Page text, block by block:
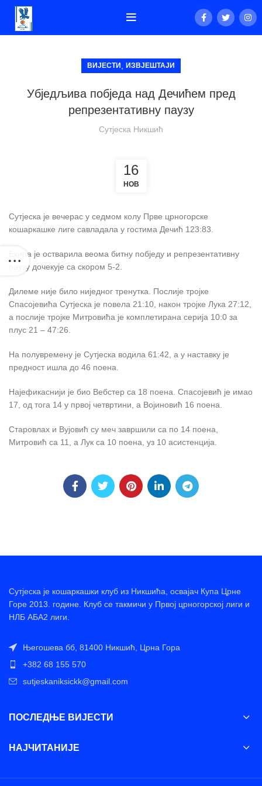
ВИЈЕСТИ ИЗВЈЕШТАЈИ
Убједљива побједа над Дечићем пред
репрезентативну паузу
Сутјеска Никшић
16
НОВ
Сутјеска је вечерас у седмом колу Прве црногорске
кошаркашке лиге савладала у гостима Дечић 123:83.
Екипа је остварила веома битну побједу и репрезентативну
паузу дочекује са скором 5-2.
Дилеме није било ниједног тренутка. Послије тројке
Спасојевића Сутјеска је повела 21:10, након тројке Лука 27:12,
а послије тројке Митровића је комплетирана серија 10:0 за
плус 21 – 47:26.
На полувремену је Сутјеска водила 61:42, а у наставку је
предност ишла до 46 поена.
Најефикаснији је био Вебстер са 18 поена. Спасојевић је имао
17, од тога 14 у првој четвртини, а Војиновић 16 поена.
Старовлах и Вујовић су меч завршили са по 14 поена,
Митровић са 11, а Лук са 10 поена, уз 10 асистенција.
Сутјеска је кошаркашки клуб из Никшића, освајач Купа Црне
Горе 2013. године. Клуб се такмичи у Првој црногорској лиги и
НЛБ АБА2 лиги.
Његошева бб, 81400 Никшић, Црна Гора
+382 68 155 570
sutjeskaniksickk@gmail.com
ПОСЛЕДЊЕ ВИЈЕСТИ
НАЈЧИТАНИЈЕ